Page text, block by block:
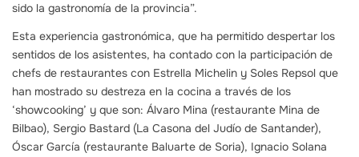
sido la gastronomía de la provincia”.
Esta experiencia gastronómica, que ha permitido despertar los
sentidos de los asistentes, ha contado con la participación de
chefs de restaurantes con Estrella Michelin y Soles Repsol que
han mostrado su destreza en la cocina a través de los
‘showcooking’ y que son: Álvaro Mina (restaurante Mina de
Bilbao), Sergio Bastard (La Casona del Judío de Santander),
Óscar García (restaurante Baluarte de Soria), Ignacio Solana